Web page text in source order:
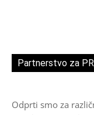
Partnerstvo za
Odprti smo za